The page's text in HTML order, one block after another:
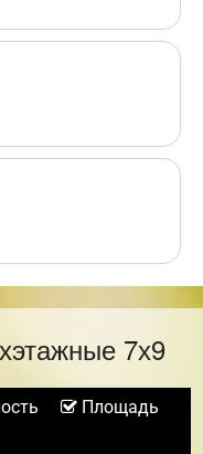
7х9
Площадь